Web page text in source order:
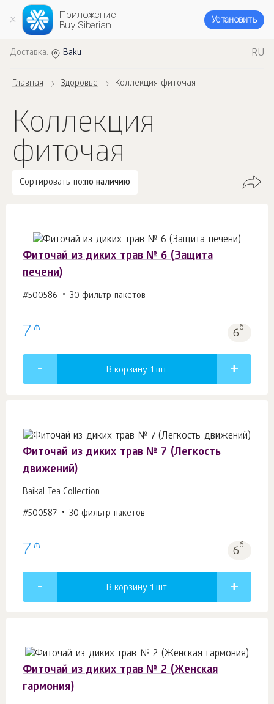
Приложение
Buy Siberian
Установить
Доставка: Baku RU
Главная Здоровье Коллекция фиточая
Коллекция
фиточая
Сортировать по:по наличию
Фиточай из диких трав № 6 (Защита
печени)
#500586 30 фильтр-пакетов
7 ₼ 6б.
В корзину 1 шт.
Фиточай из диких трав № 7 (Легкость
движений)
Baikal Tea Collection
#500587 30 фильтр-пакетов
7 ₼ 6б.
В корзину 1 шт.
Фиточай из диких трав № 2 (Женская
гармония)